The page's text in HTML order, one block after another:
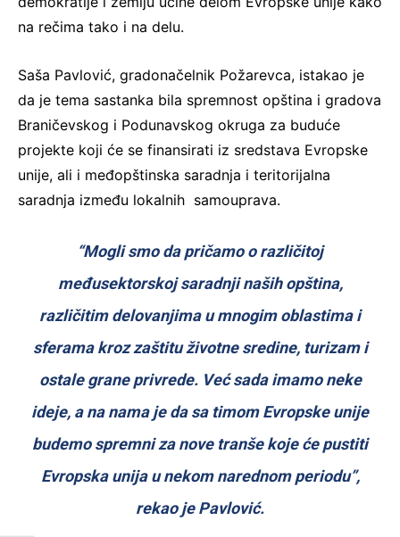
na rečima tako i na delu.
Saša Pavlović, gradonačelnik Požarevca, istakao je
da je tema sastanka bila spremnost opština i gradova
Braničevskog i Podunavskog okruga za buduće
projekte koji će se finansirati iz sredstava Evropske
unije, ali i međopštinska saradnja i teritorijalna
saradnja između lokalnih samouprava.
“Mogli smo da pričamo o različitoj
međusektorskoj saradnji naših opština,
različitim delovanjima u mnogim oblastima i
sferama kroz zaštitu životne sredine, turizam i
ostale grane privrede. Već sada imamo neke
ideje, a na nama je da sa timom Evropske unije
budemo spremni za nove tranše koje će pustiti
Evropska unija u nekom narednom periodu”,
rekao je Pavlović.